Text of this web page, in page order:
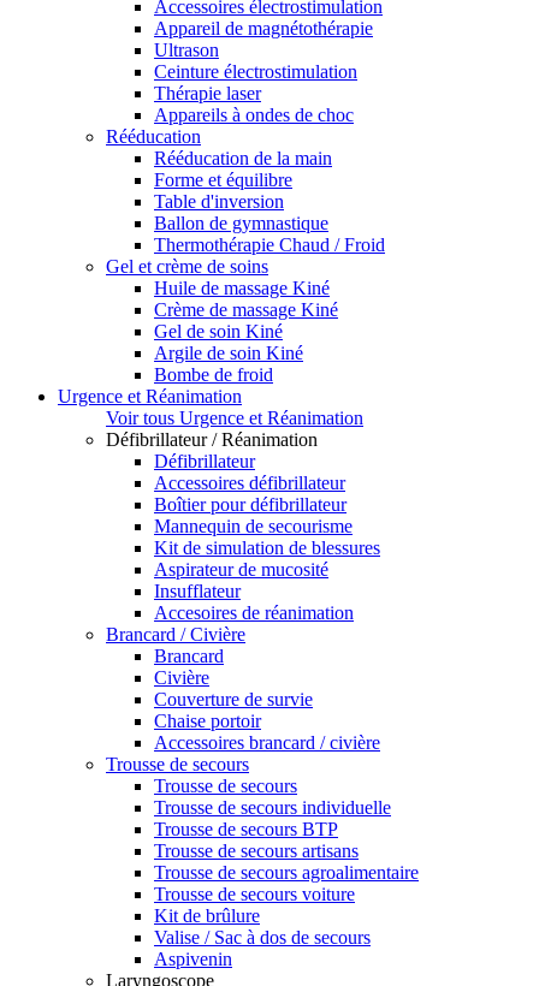
Accessoires électrostimulation
Appareil de magnétothérapie
Ultrason
Ceinture électrostimulation
Thérapie laser
Appareils à ondes de choc
Rééducation
Rééducation de la main
Forme et équilibre
Table d'inversion
Ballon de gymnastique
Thermothérapie Chaud / Froid
Gel et crème de soins
Huile de massage Kiné
Crème de massage Kiné
Gel de soin Kiné
Argile de soin Kiné
Bombe de froid
Urgence et Réanimation
Voir tous Urgence et Réanimation
Défibrillateur / Réanimation
Défibrillateur
Accessoires défibrillateur
Boîtier pour défibrillateur
Mannequin de secourisme
Kit de simulation de blessures
Aspirateur de mucosité
Insufflateur
Accesoires de réanimation
Brancard / Civière
Brancard
Civière
Couverture de survie
Chaise portoir
Accessoires brancard / civière
Trousse de secours
Trousse de secours
Trousse de secours individuelle
Trousse de secours BTP
Trousse de secours artisans
Trousse de secours agroalimentaire
Trousse de secours voiture
Kit de brûlure
Valise / Sac à dos de secours
Aspivenin
Laryngoscope